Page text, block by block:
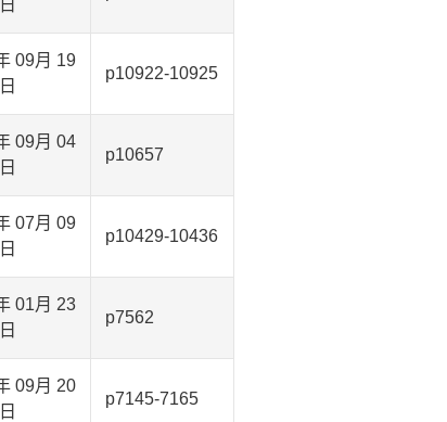
日
09月 19
日
p10922-10925
09月 04
日
p10657
07月 09
日
p10429-10436
01月 23
日
p7562
09月 20
日
p7145-7165